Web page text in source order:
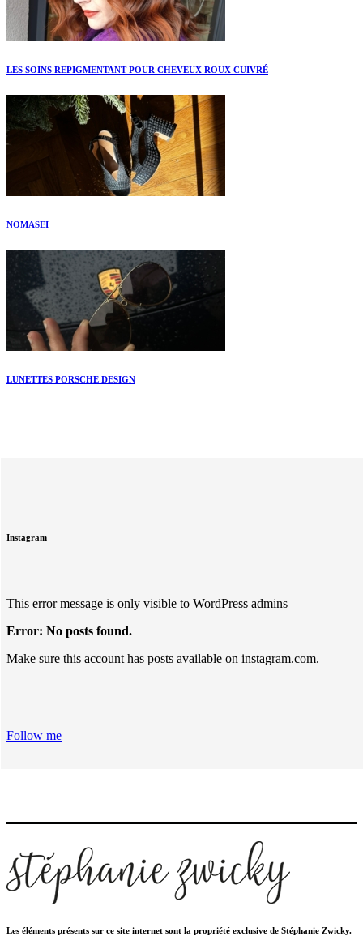
LES SOINS REPIGMENTANT POUR CHEVEUX ROUX CUIVRÉ
NOMASEI
LUNETTES PORSCHE DESIGN
Instagram
This error message is only visible to WordPress admins
Error: No posts found.
Make sure this account has posts available on instagram.com.
Follow me
Les éléments présents sur ce site internet sont la propriété exclusive de Stéphanie Zwicky.